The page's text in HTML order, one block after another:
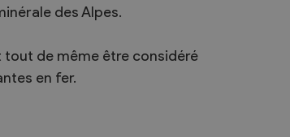
des Alpes.
tout de même être considéré
en fer.